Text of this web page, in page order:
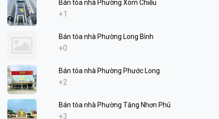
Bán tòa nhà Phường Xóm Chiếu
+1
Bán tòa nhà Phường Long Bình
+0
Bán tòa nhà Phường Phước Long
+2
Bán tòa nhà Phường Tăng Nhơn Phú
+3